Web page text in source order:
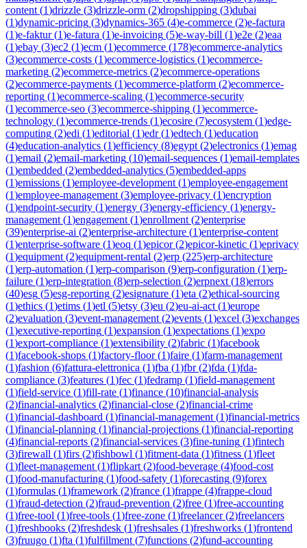
content (1)drizzle (3)drizzle-orm (2)dropshipping (3)dubai
(1)dynamic-pricing (3)dynamics-365 (4)e-commerce (2)e-factura
(1)e-faktur(1)e-fatura (1)e-invoicing (5)e-way-bill (1)e2e (2)eaa
(1)ebay (3)ec2 (1)ecm (1)ecommerce (178)ecommerce-analytics
(3)ecommerce-costs (1)ecommerce-logistics (1)ecommerce-
marketing (2)ecommerce-metrics (2)ecommerce-operations
(2)ecommerce-payments (1)ecommerce-platform (2)ecommerce-
reporting (1)ecommerce-scaling (1)ecommerce-security
(1)ecommerce-seo (3)ecommerce-shipping (1)ecommerce-
technology (1)ecommerce-trends (1)ecosire (7)ecosystem (1)edge-
computing (2)edi (1)editorial (1)edr(1)edtech (1)education
(4)education-analytics (1)efficiency (8)egypt (2)electronics (1)emag
(1)email (2)email-marketing (10)email-sequences (1)email-templates
(1)embedded (2)embedded-analytics (5)embedded-apps
(1)emissions (1)employee-development (1)employee-engagement
(1)employee-management (3)employee-privacy (1)encryption
(1)endpoint-security (1)energy (3)energy-efficiency (1)energy-
management (1)engagement (1)enrollment (2)enterprise
(39)enterprise-ai (2)enterprise-architecture (1)enterprise-content
(1)enterprise-software (1)eoq (1)epicor(2)epicor-kinetic (1)eprivacy
(1)equipment (2)equipment-rental (2)erp (225)erp-architecture
(1)erp-automation (1)erp-comparison (9)erp-configuration (1)erp-
failure (1)erp-integration (8)erp-selection (2)erpnext (18)errors
(40)esg (5)esg-reporting (2)esignature (1)eta (2)ethical-sourcing
(1)ethics (1)etims (1)etl (5)etsy (3)eu (2)eu-ai-act (1)europe
(2)evaluation (3)event-management (2)events (1)excel (3)exchanges
(1)executive-reporting (1)expansion (1)expectations (1)expo
(1)export-compliance (1)extensibility (2)fabric (1)facebook
(1)facebook-shops (1)factory-floor(1)faire (1)farm-management
(1)fashion (6)fattura-elettronica (1)fba (1)fbr(2)fda (1)fda-
compliance (3)features (1)fec (1)fedramp (1)field-management
(1)field-service (1)fill-rate (1)finance (10)financial-analysis
(2)financial-analytics (2)financial-close (2)financial-crime
(1)financial-dashboard (1)financial-management (1)financial-metrics
(1)financial-planning (1)financial-projections (1)financial-reporting
(4)financial-reports (2)financial-services (3)fine-tuning (1)fintech
(3)firewall (1)firs (2)fishbowl (1)fitment-data (1)fitness (1)fleet
(1)fleet-management (1)flipkart (2)food-beverage (4)food-cost
(1)food-manufacturing (1)food-safety (1)forecasting (9)forex
(1)formulas (1)framework (2)france (1)frappe (4)frappe-cloud
(1)fraud-detection (2)fraud-prevention (2)free (1)free-accounting
(1)free-tool (1)free-tools (1)free-zone (1)freelancer(2)freelancers
(1)freshbooks (2)freshdesk (1)freshsales (1)freshworks (1)frontend
(3)fruugo (1)fta (1)fulfillment (7)functions (2)fund-accounting